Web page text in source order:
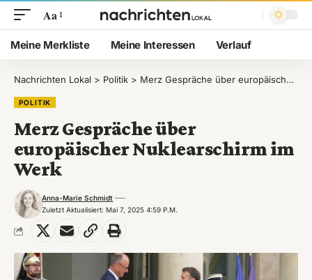
Aa
Meine Merkliste Meine Interessen Verlauf
Nachrichten Lokal > Politik > Merz Gespräche über europäischer Nuklearschirm im Werk
POLITIK
Merz Gespräche über
europäischer Nuklearschirm im
Werk
Zuletzt Aktualisiert: Mai 7, 2025 4:59 P.m.
Anna-Marie Schmidt